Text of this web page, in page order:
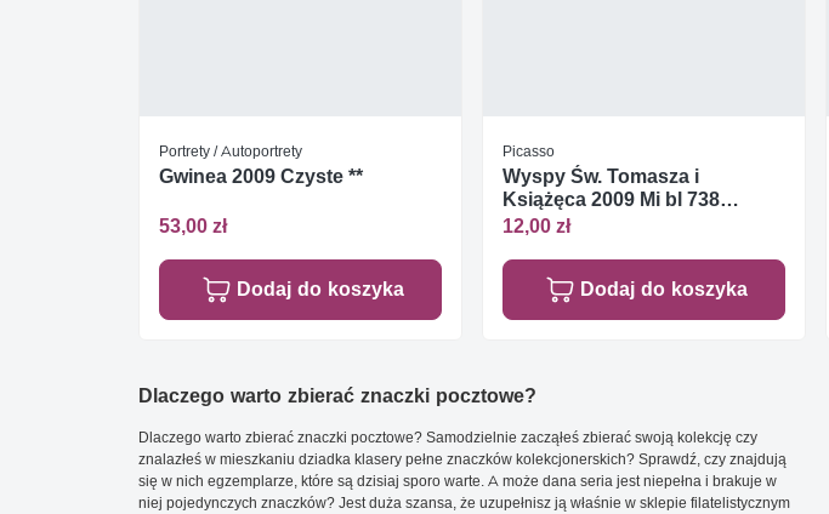
Portrety / Autoportrety
Gwinea 2009 Czyste **
53,00 zł
Dodaj do koszyka
Picasso
Wyspy Św. Tomasza i
Książęca 2009 Mi bl 738
Czyste **
12,00 zł
Dodaj do koszyka
Dlaczego warto zbierać znaczki pocztowe?
Dlaczego warto zbierać znaczki pocztowe? Samodzielnie zacząłeś zbierać swoją kolekcję czy
znalazłeś w mieszkaniu dziadka klasery pełne znaczków kolekcjonerskich? Sprawdź, czy znajdują
się w nich egzemplarze, które są dzisiaj sporo warte. A może dana seria jest niepełna i brakuje w
niej pojedynczych znaczków? Jest duża szansa, że uzupełnisz ją właśnie w sklepie filatelistycznym